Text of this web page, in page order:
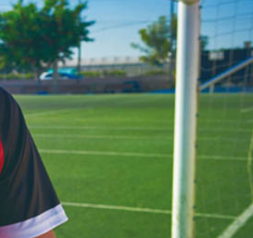
ایران
خوش
آمدید
/
luanvi